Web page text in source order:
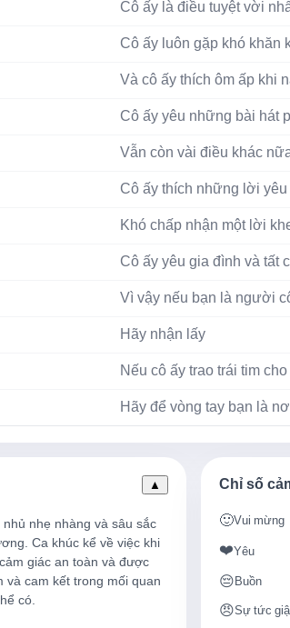
Cô ấy là điều tuyệt vời
Cô ấy luôn gặp khó khăn
Và cô ấy thích ôm ấp khi
Cô ấy yêu những bài hát
Vẫn còn vài điều khác
Cô ấy thích những lời
Khó chấp nhận một lời
Cô ấy yêu gia đình và tất
Vì vậy nếu bạn là người
Hãy nhận lấy
Nếu cô ấy trao trái tim
Hãy để vòng tay bạn là
Cô ấy sẽ yêu bạn nếu bạn
Vào những ngày
Cảm giác như cả thế giới
Đứng bên nhau và bạn
▲
Ca khúc kể về việc khi
giác an toàn và được
cam kết trong mối quan
có.
Chỉ số
🙂Vui mừng
❤️Yêu
😔Buồn
😠Sự tức